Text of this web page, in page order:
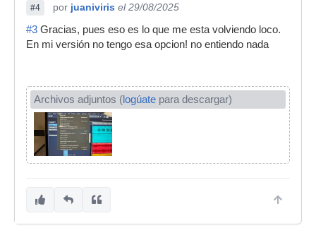
#4 por juaniviris el 29/08/2025
#3 Gracias, pues eso es lo que me esta volviendo loco.
En mi versión no tengo esa opcion! no entiendo nada
Archivos adjuntos (logúate para descargar)